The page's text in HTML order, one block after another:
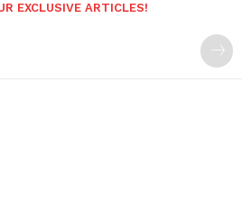
EXCLUSIVE ARTICLES!